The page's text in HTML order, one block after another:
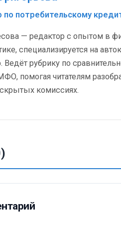
по потребительскому
— редактор с опытом в
специализируется на
Ведёт рубрику по
помогая читателям
комиссиях.